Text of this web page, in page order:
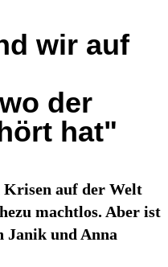
wir auf
der
hat"
Krisen auf der Welt
machtlos. Aber ist
Janik und Anna